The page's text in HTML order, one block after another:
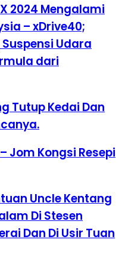
2024 Mengalami
– xDrive40;
Suspensi Udara
dari
Tutup Kedai Dan
Jom Kongsi Resepi
Uncle Kentang
Di Stesen
Dan Di Usir Tuan